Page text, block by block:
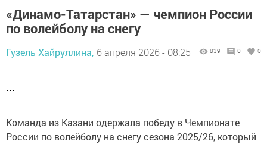
«Динамо-Татарстан» — чемпион России
по волейболу на снегу
Гузель Хайруллина, 6 апреля 2026 - 08:25 839 0 0
...
Команда из Казани одержала победу в Чемпионате
России по волейболу на снегу сезона 2025/26, который